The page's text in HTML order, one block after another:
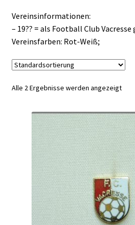
Vereinsinformationen:
– 19?? = als Football Club
Vereinsfarben: Rot-Weiß;
Alle 2 Ergebnisse werden angezeigt